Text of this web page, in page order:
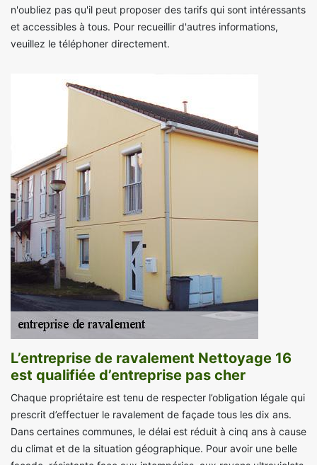
n'oubliez pas qu'il peut proposer des tarifs qui sont intéressants
et accessibles à tous. Pour recueillir d'autres informations,
veuillez le téléphoner directement.
L’entreprise de ravalement Nettoyage 16
est qualifiée d’entreprise pas cher
Chaque propriétaire est tenu de respecter l’obligation légale qui
prescrit d’effectuer le ravalement de façade tous les dix ans.
Dans certaines communes, le délai est réduit à cinq ans à cause
du climat et de la situation géographique. Pour avoir une belle